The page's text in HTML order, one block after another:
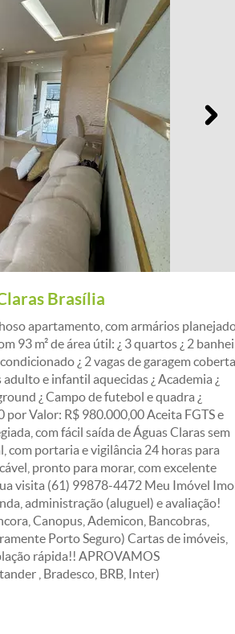
Brasília
apartamento, com armários
93 m² de área útil: ¿ 3 quartos ¿ 2
¿ 2 vagas de garagem
e infantil aquecidas ¿ Academia ¿
¿ Campo de futebol e quadra ¿
Valor: R$ 980.000,00 Aceita FGTS e
com fácil saída de Águas Claras sem
com portaria e vigilância 24 horas para
pronto para morar, com excelente
visita (61) 99878-4472 Meu Imóvel
administração (aluguel) e avaliação!
Canopus, Ademicon, Bancobras,
Porto Seguro) Cartas de imóveis,
rápida!! APROVAMOS
, Bradesco, BRB, Inter)